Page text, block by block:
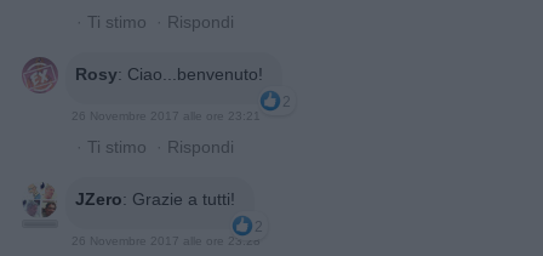
· Ti stimo · Rispondi
Rosy: Ciao...benvenuto!
2
26 Novembre 2017 alle ore 23:21
· Ti stimo · Rispondi
JZero: Grazie a tutti!
2
26 Novembre 2017 alle ore 23:28